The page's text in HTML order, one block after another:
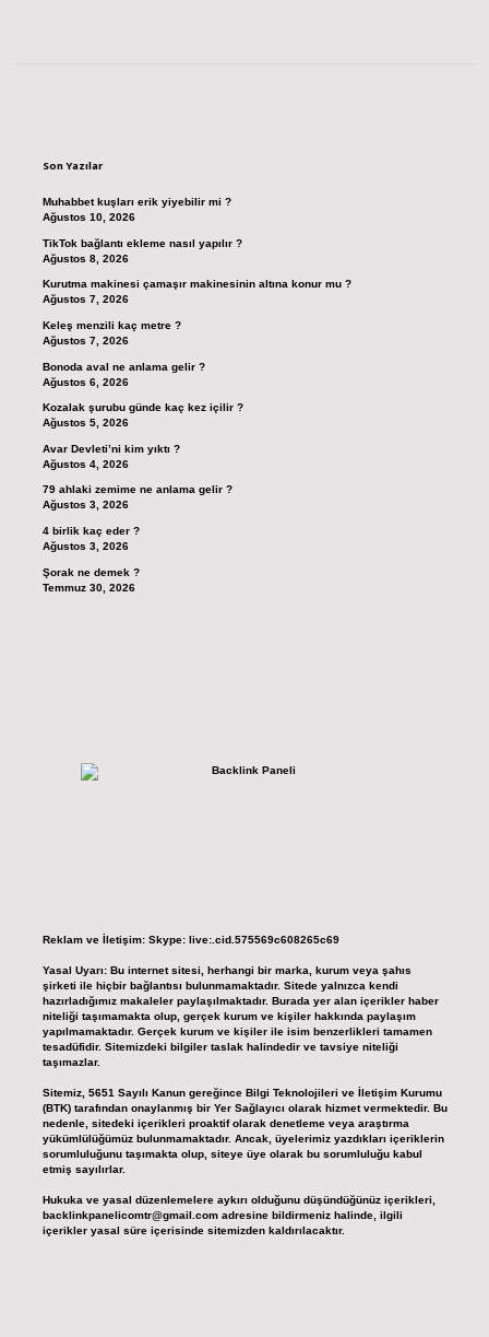
Son Yazılar
Muhabbet kuşları erik yiyebilir mi ?
Ağustos 10, 2026
TikTok bağlantı ekleme nasıl yapılır ?
Ağustos 8, 2026
Kurutma makinesi çamaşır makinesinin altına konur mu ?
Ağustos 7, 2026
Keleş menzili kaç metre ?
Ağustos 7, 2026
Bonoda aval ne anlama gelir ?
Ağustos 6, 2026
Kozalak şurubu günde kaç kez içilir ?
Ağustos 5, 2026
Avar Devleti’ni kim yıktı ?
Ağustos 4, 2026
79 ahlaki zemime ne anlama gelir ?
Ağustos 3, 2026
4 birlik kaç eder ?
Ağustos 3, 2026
Şorak ne demek ?
Temmuz 30, 2026
Reklam ve İletişim: Skype: live:.cid.575569c608265c69
Yasal Uyarı: Bu internet sitesi, herhangi bir marka, kurum veya şahıs
şirketi ile hiçbir bağlantısı bulunmamaktadır. Sitede yalnızca kendi
hazırladığımız makaleler paylaşılmaktadır. Burada yer alan içerikler haber
niteliği taşımamakta olup, gerçek kurum ve kişiler hakkında paylaşım
yapılmamaktadır. Gerçek kurum ve kişiler ile isim benzerlikleri tamamen
tesadüfidir. Sitemizdeki bilgiler taslak halindedir ve tavsiye niteliği
taşımazlar.
Sitemiz, 5651 Sayılı Kanun gereğince Bilgi Teknolojileri ve İletişim Kurumu
(BTK) tarafından onaylanmış bir Yer Sağlayıcı olarak hizmet vermektedir. Bu
nedenle, sitedeki içerikleri proaktif olarak denetleme veya araştırma
yükümlülüğümüz bulunmamaktadır. Ancak, üyelerimiz yazdıkları içeriklerin
sorumluluğunu taşımakta olup, siteye üye olarak bu sorumluluğu kabul
etmiş sayılırlar.
Hukuka ve yasal düzenlemelere aykırı olduğunu düşündüğünüz içerikleri,
backlinkpanelicomtr@gmail.comadresine bildirmeniz halinde, ilgili
içerikler yasal süre içerisinde sitemizden kaldırılacaktır.